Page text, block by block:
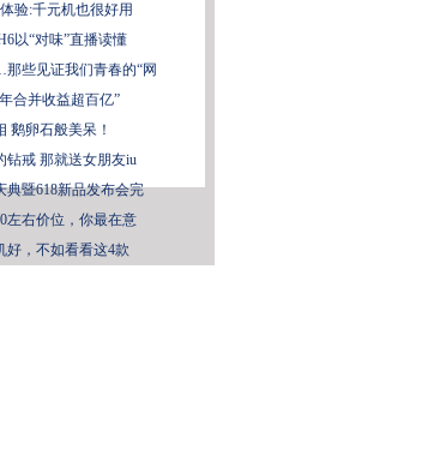
验:千元机也很好用
以“对味”直播读懂
些见证我们青春的“网
合并收益超百亿”
鹅卵石般美呆！
钻戒 那就送女朋友iu
典暨618新品发布会完
左右价位，你最在意
好，不如看看这4款